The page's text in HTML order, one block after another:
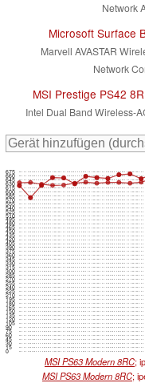
Network
Microsoft Surface
Marvell AVASTAR
Network
MSI Prestige PS42
Intel Dual Band Wireless-
0
15
30
45
60
75
90
105
120
135
150
165
180
195
210
225
240
255
270
285
300
315
330
345
360
375
390
405
420
435
450
465
480
495
510
525
540
555
570
585
600
615
630
645
660
675
MSI PS63 Modern 8RC;
MSI PS63 Modern 8RC;